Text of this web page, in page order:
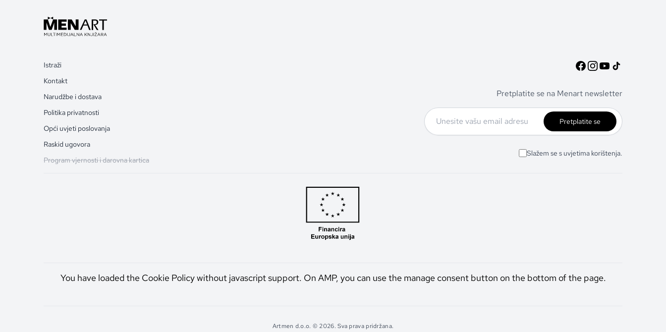
Istraži
Kontakt
Narudžbe i dostava
Politika privatnosti
Opći uvjeti poslovanja
Raskid ugovora
Program vjernosti i darovna kartica
Pretplatite se na Menart newsletter
Pretplatite se
Slažem se s uvjetima korištenja.
You have loaded the Cookie Policy without javascript support. On AMP, you can use the manage consent button on the bottom of the page.
Artmen d.o.o. © 2026. Sva prava pridržana.